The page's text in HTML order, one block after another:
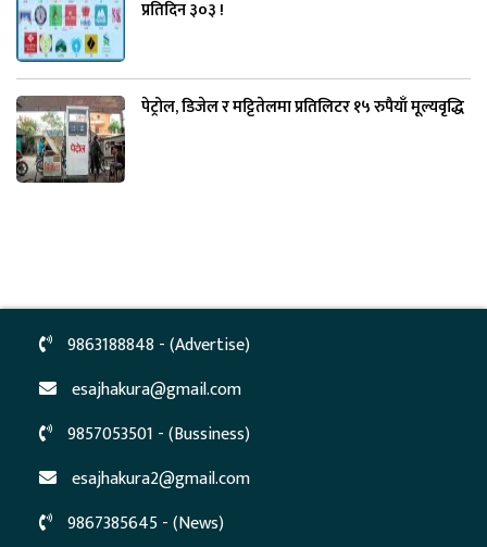
प्रतिदिन ३०३ !
पेट्रोल, डिजेल र मट्टितेलमा प्रतिलिटर १५ रुपैयाँ मूल्यवृद्धि
9863188848 - (Advertise)
esajhakura@gmail.com
9857053501 - (Bussiness)
esajhakura2@gmail.com
9867385645 - (News)